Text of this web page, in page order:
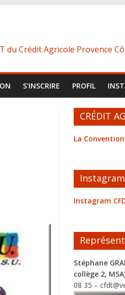
du Crédit Agricole Provence
S’INSCRIRE PROFIL
CRÉDIT
La
Instagram
Instagram
Stéphane
collège 2,
08 35 –